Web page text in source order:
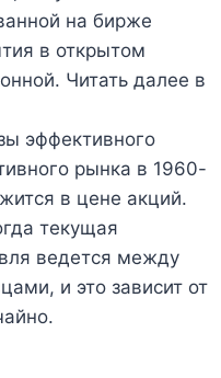
на бирже
в открытом
Читать далее в
эффективного
рынка в 1960-
в цене акций.
текущая
ведется между
и это зависит от